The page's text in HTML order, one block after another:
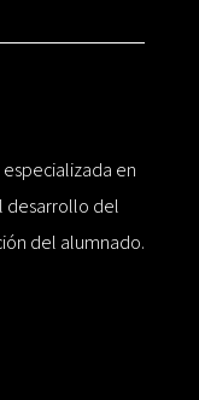
en
desarrollo del
del alumnado.